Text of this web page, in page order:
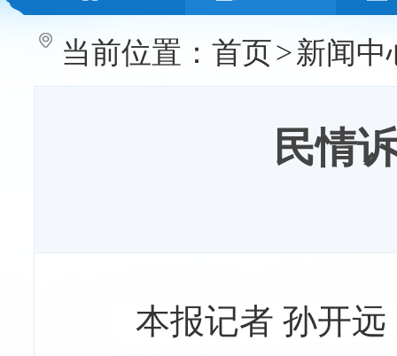
当前位置： 首页>新闻中
民情
本报记者 孙开远